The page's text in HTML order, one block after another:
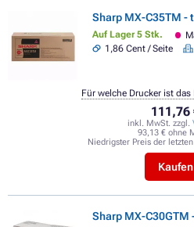
Sharp MX-C35TM -
Auf Lager 5 Stk.
1,86 Cent / Seite
111,76
inkl. MwSt. zzgl.
93,13 € ohne
Niedrigster Preis der
Kaufen
Für welche Drucker ist
Sharp MX-C30GTM